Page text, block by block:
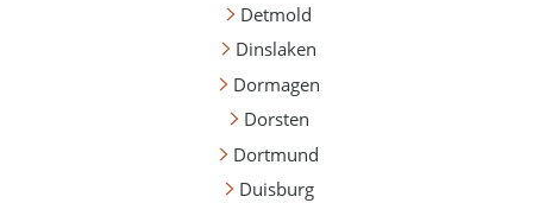
Detmold
Dinslaken
Dormagen
Dorsten
Dortmund
Duisburg